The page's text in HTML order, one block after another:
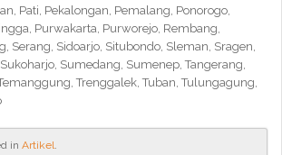
Pati, Pekalongan, Pemalang, Ponorogo,
Purwakarta, Purworejo, Rembang,
Serang, Sidoarjo, Situbondo, Sleman, Sragen,
Sumedang, Sumenep, Tangerang,
Trenggalek, Tuban, Tulungagung,
in Artikel.